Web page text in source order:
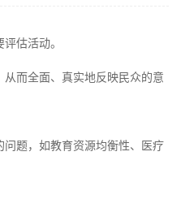
估活动。
而全面、真实地反映民众的意
题，如教育资源均衡性、医疗